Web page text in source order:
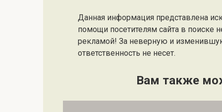
Данная информация представлена
помощи посетителям сайта в поиске
рекламой! За неверную и
ответственность не несет.
Вам также